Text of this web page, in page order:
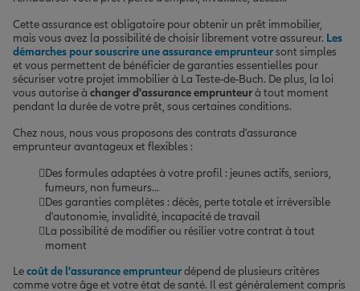
Cette assurance est obligatoire pour obtenir un prêt immobilier,
mais vous avez la possibilité de choisir librement votre assureur. Les
démarches pour souscrire une assurance emprunteursont simples
et vous permettent de bénéficier de garanties essentielles pour
sécuriser votre projet immobilier à La Teste-de-Buch. De plus, la loi
vous autorise à changer d'assurance emprunteurà tout moment
pendant la durée de votre prêt, sous certaines conditions.
Chez nous, nous vous proposons des contrats d'assurance
emprunteur avantageux et flexibles :
Des formules adaptées à votre profil : jeunes actifs, seniors,
fumeurs, non fumeurs...
Des garanties complètes : décès, perte totale et irréversible
d'autonomie, invalidité, incapacité de travail
La possibilité de modifier ou résilier votre contrat à tout
moment
Lecoût de l'assurance emprunteurdépend de plusieurs critères
comme votre âge et votre état de santé. Il est généralement compris